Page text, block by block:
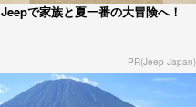
Jeepで家族と夏一番の大冒険へ！
PR(Jeep Japan)